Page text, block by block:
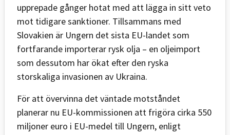
upprepade gånger hotat med att lägga in sitt veto
mot tidigare sanktioner. Tillsammans med
Slovakien är Ungern det sista EU-landet som
fortfarande importerar rysk olja – en oljeimport
som dessutom har ökat efter den ryska
storskaliga invasionen av Ukraina.
För att övervinna det väntade motståndet
planerar nu EU-kommissionen att frigöra cirka 550
miljoner euro i EU-medel till Ungern, enligt